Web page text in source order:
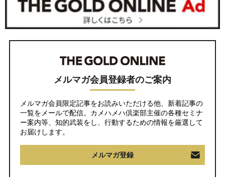
メルマガ会員登録者のご案内
メルマガ会員限定記事をお読みいただける他、新着記事の
一覧をメールで配信。カメハメハ倶楽部主催の各種セミナ
ー案内等、知的武装をし、行動するための情報を厳選して
お届けします。
メルマガ登録